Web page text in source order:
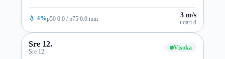
💧 4%p50 0.0 / p75 0.0 mm 3 m/s
udari 8
Sre 12.
Sre 12.
Visoka